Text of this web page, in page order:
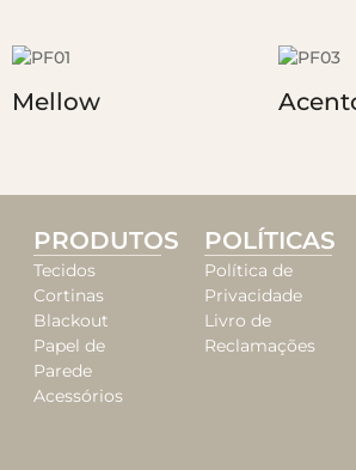
Mellow
PRODUTOS
Tecidos
Cortinas
Blackout
Papel de
Parede
Acessórios
POLÍTICAS
Política de
Privacidade
Livro de
Reclamações